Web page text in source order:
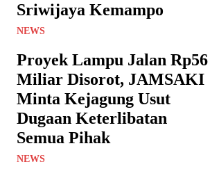
Sriwijaya Kemampo
NEWS
Proyek Lampu Jalan Rp56
Miliar Disorot, JAMSAKI
Minta Kejagung Usut
Dugaan Keterlibatan
Semua Pihak
NEWS